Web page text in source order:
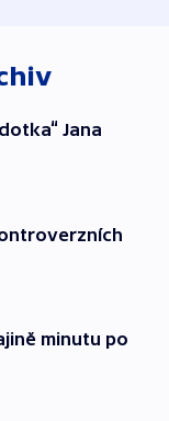
Jana
minutu po